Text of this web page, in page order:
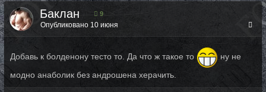
Баклан 9
Опубликовано 10 июня
Добавь к болденону тесто то. Да что ж такое то
ну не
модно анаболик без андрошена херачить.